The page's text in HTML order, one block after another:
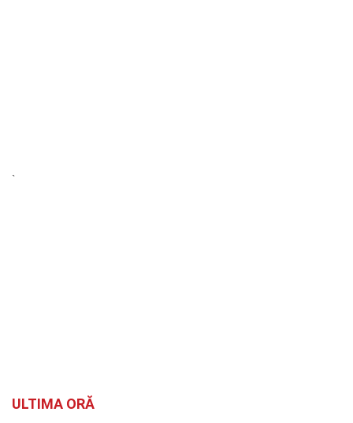
`
ULTIMA ORĂ